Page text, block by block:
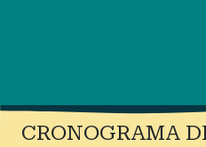
CRONOGRAMA